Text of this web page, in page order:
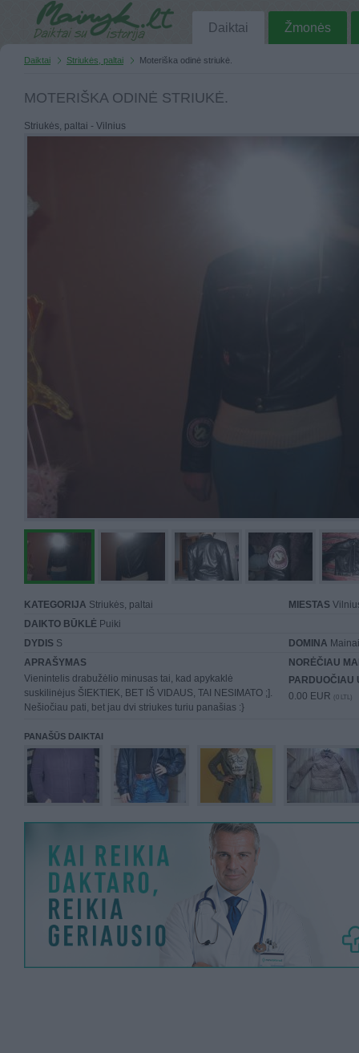
Daiktai Žmonės
Daiktai Striukės, paltai Moteriška odinė striukė.
MOTERIŠKA ODINĖ STRIUKĖ.
Striukės, paltai - Vilnius
KATEGORIJA Striukės, paltai MIESTAS
DAIKTO BŪKLĖ Puiki
DYDIS S DOMINA
APRAŠYMAS
Vienintelis drabužėlio minusas tai, kad apykaklė
suskilinėjus ŠIEKTIEK, BET IŠ VIDAUS, TAI NESIMATO ;].
Nešiočiau pati, bet jau dvi striukes turiu panašias :}
NORĖČIAU
PARDUOČIAU
0.00 EUR (0 LTL)
PANAŠŪS DAIKTAI